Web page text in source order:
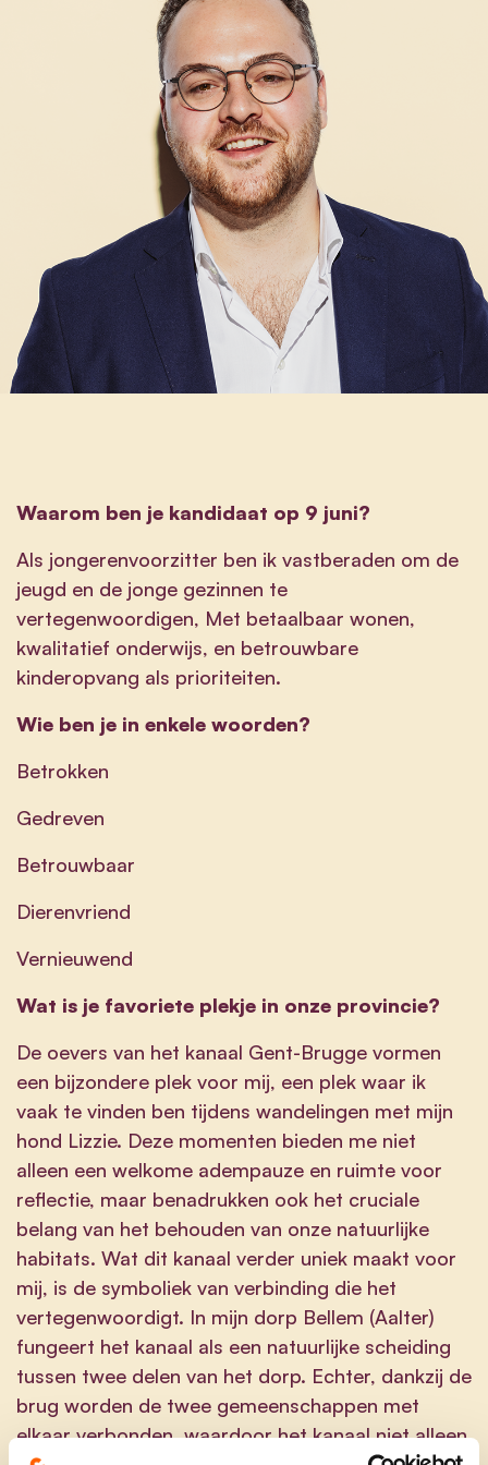
Waarom ben je kandidaat op 9 juni?
Als jongerenvoorzitter ben ik vastberaden om de
jeugd en de jonge gezinnen te
vertegenwoordigen, Met betaalbaar wonen,
kwalitatief onderwijs, en betrouwbare
kinderopvang als prioriteiten.
Wie ben je in enkele woorden?
Betrokken
Gedreven
Betrouwbaar
Dierenvriend
Vernieuwend
Wat is je favoriete plekje in onze provincie?
De oevers van het kanaal Gent-Brugge vormen
een bijzondere plek voor mij, een plek waar ik
vaak te vinden ben tijdens wandelingen met mijn
hond Lizzie. Deze momenten bieden me niet
alleen een welkome adempauze en ruimte voor
reflectie, maar benadrukken ook het cruciale
belang van het behouden van onze natuurlijke
habitats. Wat dit kanaal verder uniek maakt voor
mij, is de symboliek van verbinding die het
vertegenwoordigt. In mijn dorp Bellem (Aalter)
fungeert het kanaal als een natuurlijke scheiding
tussen twee delen van het dorp. Echter, dankzij de
brug worden de twee gemeenschappen met
elkaar verbonden, waardoor het kanaal niet alleen